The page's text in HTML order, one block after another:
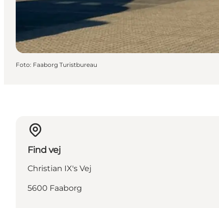
Foto: Faaborg Turistbureau
Find vej
Christian IX's Vej
5600 Faaborg